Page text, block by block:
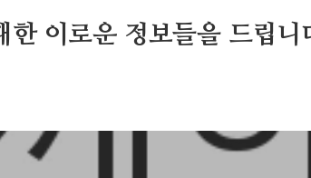
한 이로운 정보들을 드립니